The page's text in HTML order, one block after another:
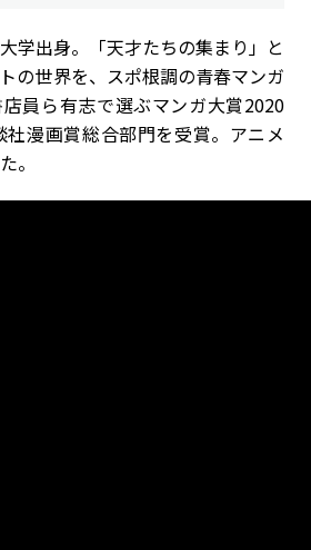
学出身。「天才たちの集まり」と
の世界を、スポ根調の青春マンガ
員ら有志で選ぶマンガ大賞2020
漫画賞総合部門を受賞。アニメ
。